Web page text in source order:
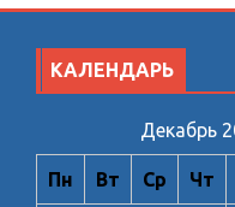
КАЛЕНДАРЬ
Декабрь
Пн Вт Ср Чт